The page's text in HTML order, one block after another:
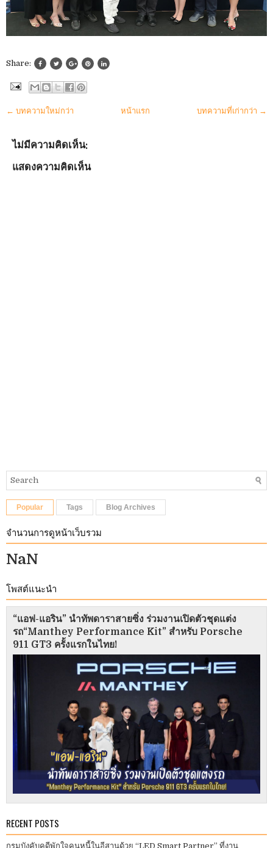
Share:
← บทความใหม่กว่า บทความที่เก่ากว่า →
หน้าแรก
ไม่มีความคิดเห็น:
แสดงความคิดเห็น
Popular Tags Blog Archives
จำนวนการดูหน้าเว็บรวม
NaN
โพสต์แนะนำ
“แอฟ-แอริน” นำทัพดาราสายซิ่ง ร่วมงานเปิดตัวชุดแต่ง
รถ“Manthey Performance Kit” สำหรับ Porsche
911 GT3 ครั้งแรกในไทย!
RECENT POSTS
กรมบังคับคดีพักใจคนหนี้ในอีสานด้วย “LED Smart Partner” ที่งาน